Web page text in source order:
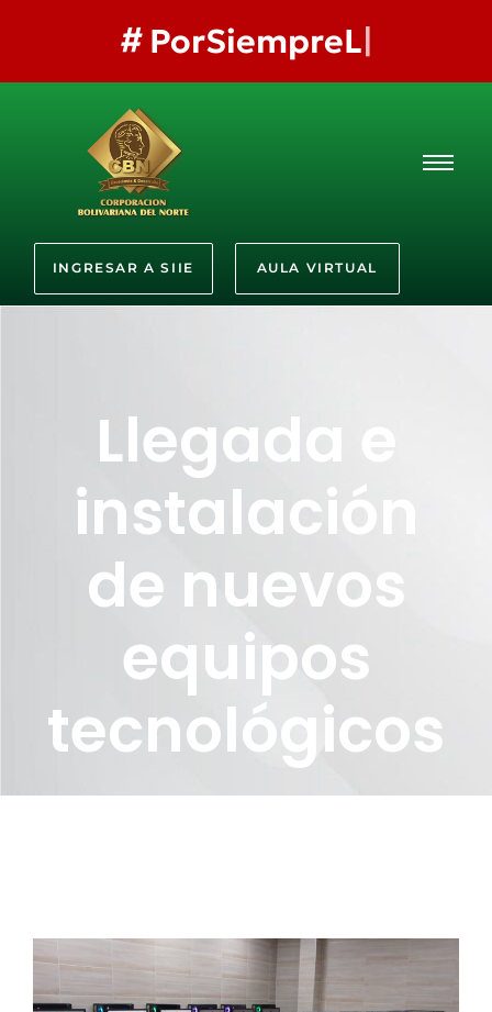
PorSiempreLaMejor
INGRESAR A SIIE AULA VIRTUAL
Llegada e
instalación
de nuevos
equipos
tecnológicos